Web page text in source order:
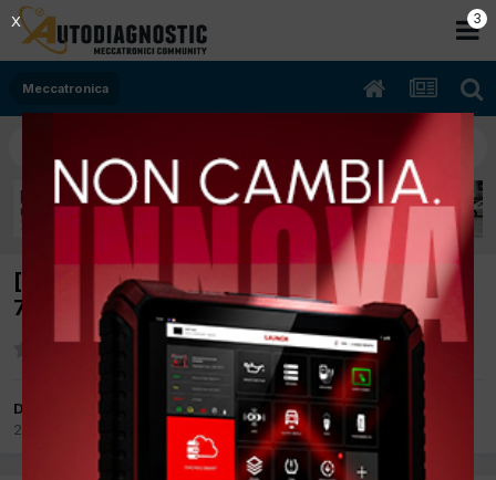
Meccatronica
[Mercedes A 150 03/2005 1498cc 266920
70Kw Benzina] Partenza a freddo
Da Simone7
25 Settembre 2017
Meccatronica
2
X